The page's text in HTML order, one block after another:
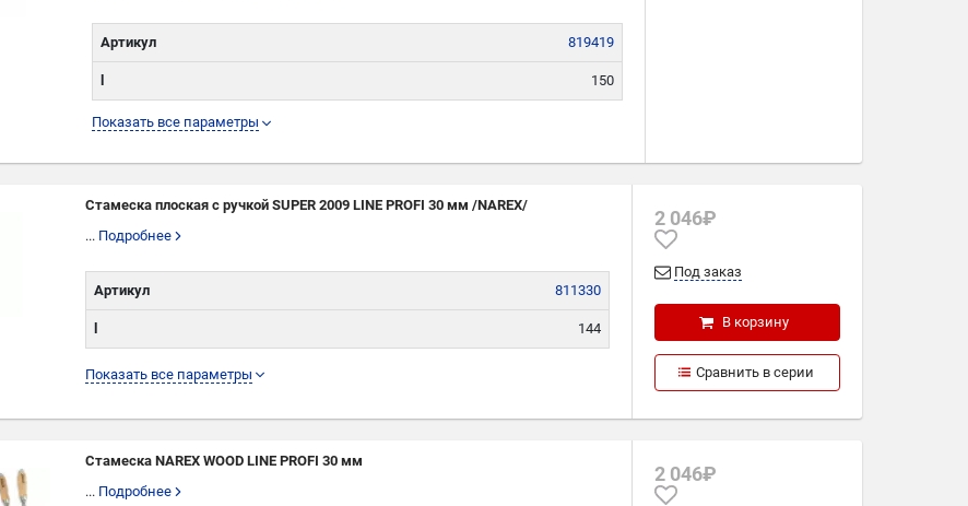
Показать все параметры
Артикул 819419
150
L
Стамеска плоская с ручкой SUPER 2009 LINE PROFI 30 мм /NAREX/
... Подробнее
Показать все параметры
Артикул 811330
144
L
2 046₽
Под заказ
В корзину
Сравнить в серии
Стамеска NAREX WOOD LINE PROFI 30 мм
... Подробнее
2 046₽